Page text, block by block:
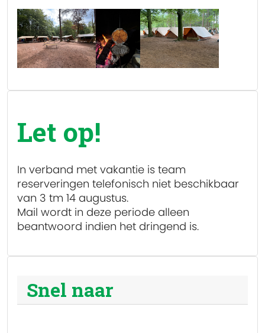
Let op!
In verband met vakantie is team
reserveringen telefonisch niet beschikbaar
van 3 tm 14 augustus.
Mail wordt in deze periode alleen
beantwoord indien het dringend is.
Snel naar